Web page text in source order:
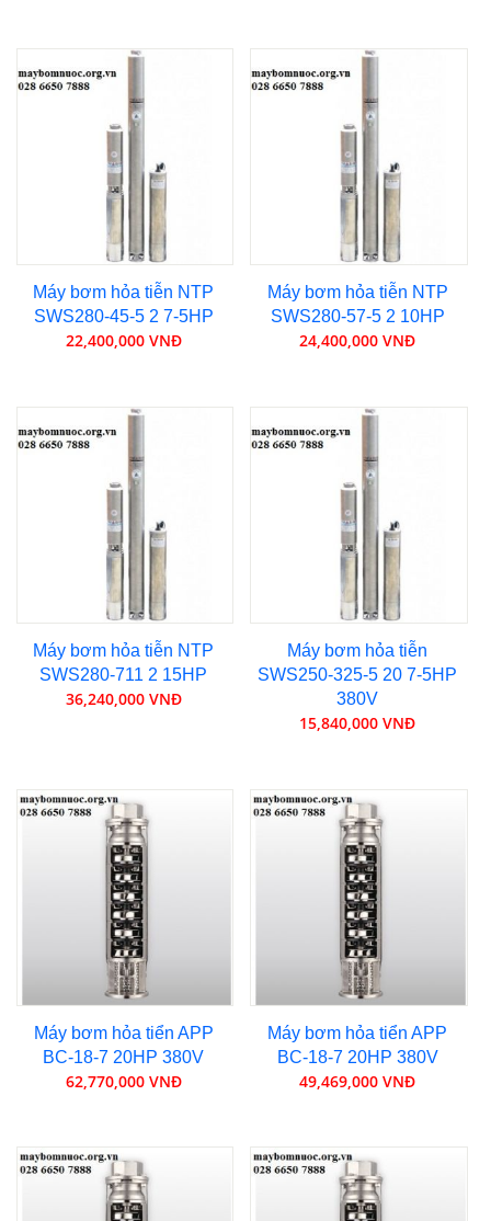
Máy bơm hỏa tiễn NTP
SWS280-45-5 2 7-5HP
22,400,000 VNĐ
Máy bơm hỏa tiễn NTP
SWS280-57-5 2 10HP
24,400,000 VNĐ
Máy bơm hỏa tiễn NTP
SWS280-711 2 15HP
36,240,000 VNĐ
Máy bơm hỏa tiễn
SWS250-325-5 20 7-5HP
380V
15,840,000 VNĐ
Máy bơm hỏa tiển APP
BC-18-7 20HP 380V
62,770,000 VNĐ
Máy bơm hỏa tiển APP
BC-18-7 20HP 380V
49,469,000 VNĐ